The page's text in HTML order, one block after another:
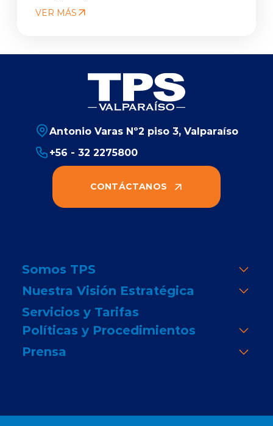
VER MÁS
Antonio Varas Nº2 piso 3, Valparaíso
+56 - 32 2275800
CONTÁCTANOS
Somos TPS
Nuestra Visión Estratégica
Servicios y Tarifas
Políticas y Procedimientos
Prensa